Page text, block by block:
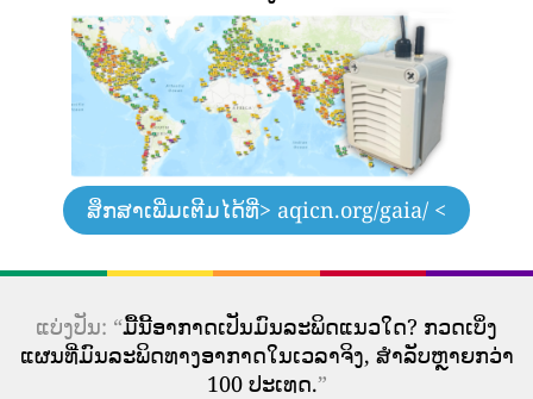
ສຶກສາເພີ່ມເຕີມໄດ້ທີ່> aqicn.org/gaia/ <
ແບ່ງປັນ: “ມື້ນີ້ອາກາດເປັນມົນລະພິດແນວໃດ? ກວດເບິ່ງ
ແຜນທີ່ມົນລະພິດທາງອາກາດໃນເວລາຈິງ, ສໍາລັບຫຼາຍກວ່າ
100 ປະເທດ.”